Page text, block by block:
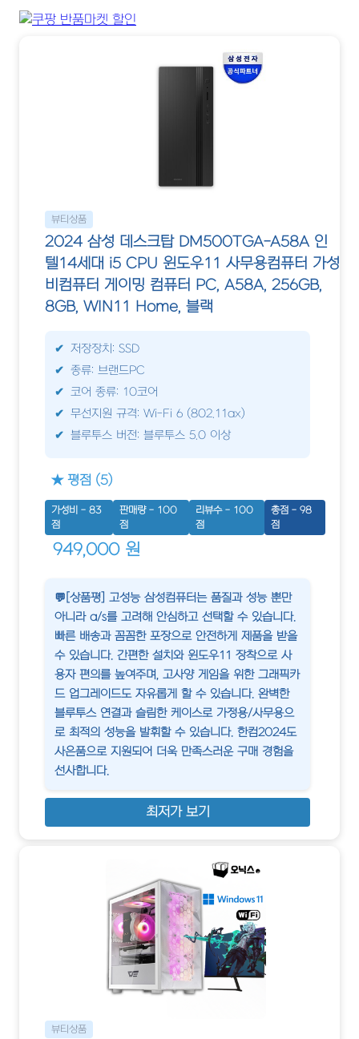
뷰티상품
2024 삼성 데스크탑 DM500TGA-A58A 인
텔14세대 i5 CPU 윈도우11 사무용컴퓨터 가성
비컴퓨터 게이밍 컴퓨터 PC, A58A, 256GB,
8GB, WIN11 Home, 블랙
저장장치: SSD
종류: 브랜드PC
코어 종류: 10코어
무선지원 규격: Wi-Fi 6 (802.11ax)
블루투스 버전: 블루투스 5.0 이상
★ 평점 (5)
가성비 - 83
점
판매량 - 100
점
리뷰수 - 100
점
총점 - 98
점
949,000 원
💬[상품평] 고성능 삼성컴퓨터는 품질과 성능 뿐만
아니라 a/s를 고려해 안심하고 선택할 수 있습니다.
빠른 배송과 꼼꼼한 포장으로 안전하게 제품을 받을
수 있습니다. 간편한 설치와 윈도우11 장착으로 사
용자 편의를 높여주며, 고사양 게임을 위한 그래픽카
드 업그레이드도 자유롭게 할 수 있습니다. 완벽한
블루투스 연결과 슬림한 케이스로 가정용/사무용으
로 최적의 성능을 발휘할 수 있습니다. 한컴2024도
사은품으로 지원되어 더욱 만족스러운 구매 경험을
선사합니다.
최저가 보기
뷰티상품